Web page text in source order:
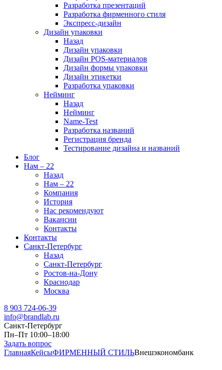
Разработка презентаций
Разработка фирменного стиля
Экспресс-дизайн
Дизайн упаковки
Назад
Дизайн упаковки
Дизайн POS-материалов
Дизайн формы упаковки
Дизайн этикетки
Разработка упаковки
Нейминг
Назад
Нейминг
Name-Test
Разработка названий
Регистрация бренда
Тестирование дизайна и названий
Блог
Нам – 22
Назад
Нам – 22
Компания
История
Нас рекомендуют
Вакансии
Контакты
Контакты
Санкт-Петербург
Назад
Санкт-Петербург
Ростов-на-Дону
Краснодар
Москва
8 903 724-06-39
info@brandlab.ru
Санкт-Петербург
Пн–Пт 10:00–18:00
Задать вопрос
ГлавнаяКейсыФИРМЕННЫЙ СТИЛЬВнешэкономбанк